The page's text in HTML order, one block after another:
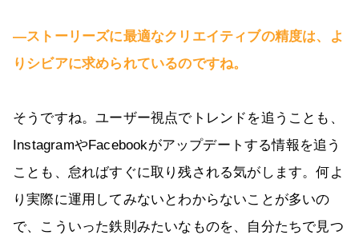
―ストーリーズに最適なクリエイティブの精度は、よ
りシビアに求められているのですね。
そうですね。ユーザー視点でトレンドを追うことも、
InstagramやFacebookがアップデートする情報を追う
ことも、怠ればすぐに取り残される気がします。何よ
り実際に運用してみないとわからないことが多いの
で、こういった鉄則みたいなものを、自分たちで見つ